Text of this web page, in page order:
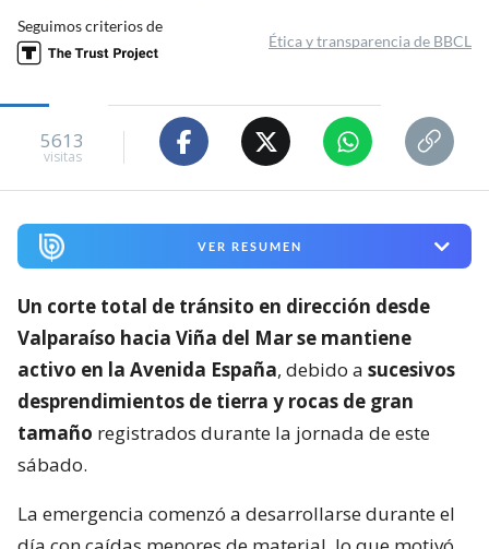
Seguimos criterios de
Ética y transparencia de BBCL
5613
visitas
VER RESUMEN
Un corte total de tránsito en dirección desde
Valparaíso hacia Viña del Mar se mantiene
activo en la Avenida España, debido a sucesivos
desprendimientos de tierra y rocas de gran
tamaño registrados durante la jornada de este
sábado.
La emergencia comenzó a desarrollarse durante el